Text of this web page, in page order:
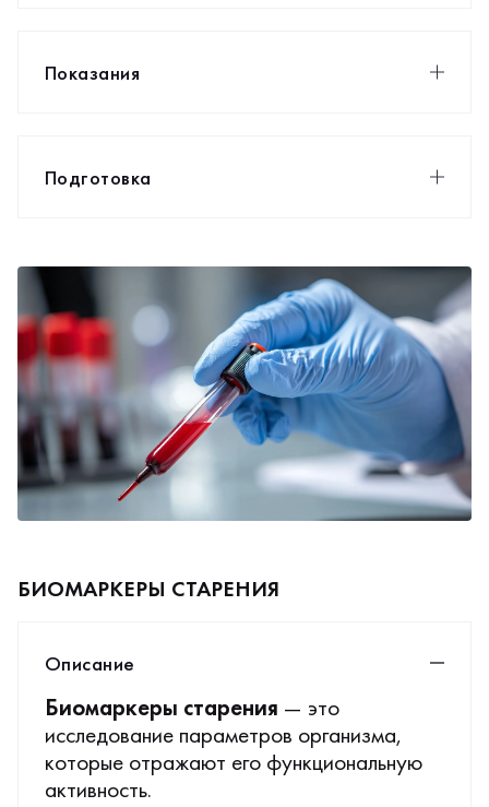
Показания
Подготовка
БИОМАРКЕРЫ СТАРЕНИЯ
Описание
Биомаркеры старения — это
исследование параметров организма,
которые отражают его функциональную
активность.